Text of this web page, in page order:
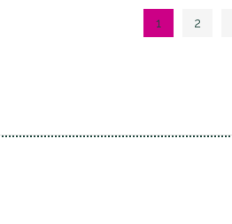
1 2